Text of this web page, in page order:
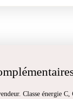
Classe énergie